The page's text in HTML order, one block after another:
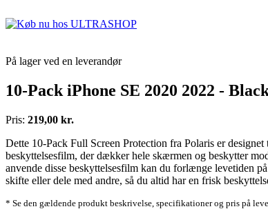
På lager ved en leverandør
10-Pack iPhone SE 2020 2022 -
Pris: 219,00 kr.
Dette 10-Pack Full Screen Protection fra Polaris er
beskyttelsesfilm, der dækker hele skærmen og beskytter
anvende disse beskyttelsesfilm kan du forlænge levetiden
skifte eller dele med andre, så du altid har en frisk
* Se den gældende produkt beskrivelse, specifikationer og pris på